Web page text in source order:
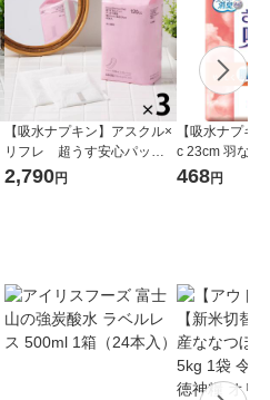
【吸水ナプキン】アスクル×
リフレ 超うす安心パッド
スッキリ消臭120cc 1セッ
2,790円
【吸水ナプキ
c 23cm 羽なし
さら吸水 肌ケ
468円